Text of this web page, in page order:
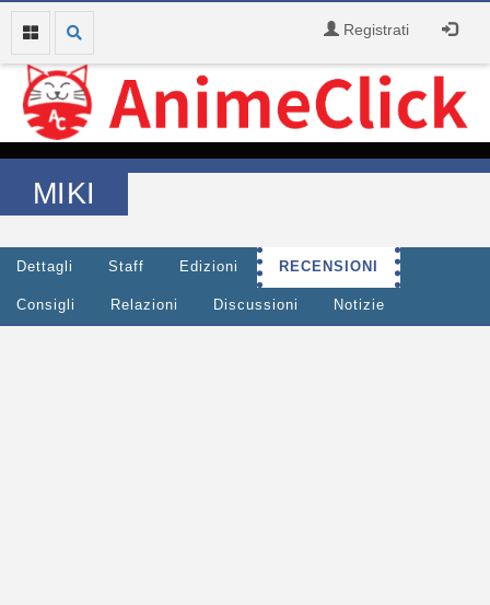
Registrati
MIKI
Dettagli Staff Edizioni RECENSIONI
Consigli Relazioni Discussioni Notizie